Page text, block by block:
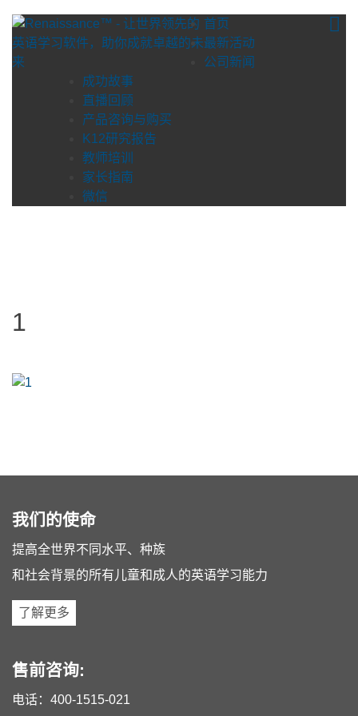
content
首页
最新活动
公司新闻
成功故事
直播回顾
产品咨询与购买
K12研究报告
教师培训
家长指南
微信
1
我们的使命
提高全世界不同水平、种族
和社会背景的所有儿童和成人的英语学习能力
了解更多
售前咨询:
电话： 400-1515-021